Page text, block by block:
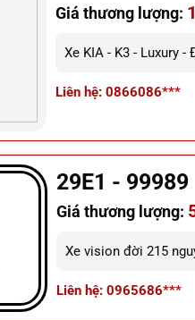
Giá thương lượng:
Xe KIA - K3 - Luxury -
Liên hệ: 0866086***
29E1 - 99989
Giá thương lượng:
Xe vision đời 215
Liên hệ: 0965686***